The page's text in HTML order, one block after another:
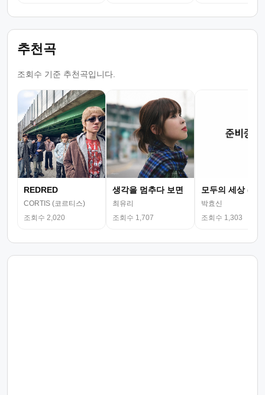
추천곡
조회수 기준 추천곡입니다.
REDRED
CORTIS (코르티스)
조회수 2,020
생각을 멈추다 보면
최유리
조회수 1,707
모두의 세상 (뮤
박효신
조회수 1,303